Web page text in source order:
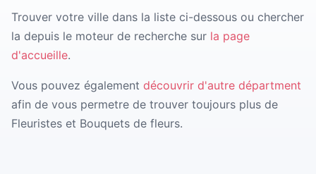
Trouver votre ville dans la liste ci-dessous ou chercher
la depuis le moteur de recherche sur la page
d'accueille.
Vous pouvez également découvrir d'autre départment
afin de vous permetre de trouver toujours plus de
Fleuristes et Bouquets de fleurs.